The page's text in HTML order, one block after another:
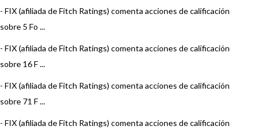
- FIX (afiliada de Fitch Ratings) comenta acciones de calificación
sobre 5 Fo ...
- FIX (afiliada de Fitch Ratings) comenta acciones de calificación
sobre 16 F ...
- FIX (afiliada de Fitch Ratings) comenta acciones de calificación
sobre 71 F ...
- FIX (afiliada de Fitch Ratings) comenta acciones de calificación